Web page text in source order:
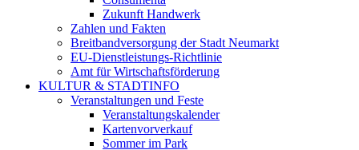
Zukunft Handwerk
Zahlen und Fakten
Breitbandversorgung der Stadt Neumarkt
EU-Dienstleistungs-Richtlinie
Amt für Wirtschaftsförderung
KULTUR & STADTINFO
Veranstaltungen und Feste
Veranstaltungskalender
Kartenvorverkauf
Sommer im Park